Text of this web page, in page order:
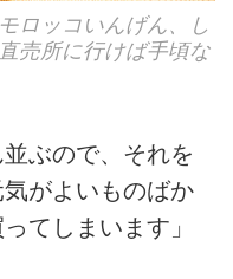
ロッコいんげん、し
売所に行けば手頃な
ぶので、それを
がよいものばか
てしまいます」